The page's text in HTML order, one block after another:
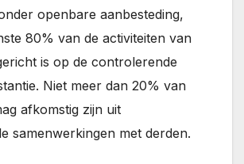
openbare aanbesteding,
80% van de activiteiten van
is op de controlerende
Niet meer dan 20% van
afkomstig zijn uit
samenwerkingen met derden.